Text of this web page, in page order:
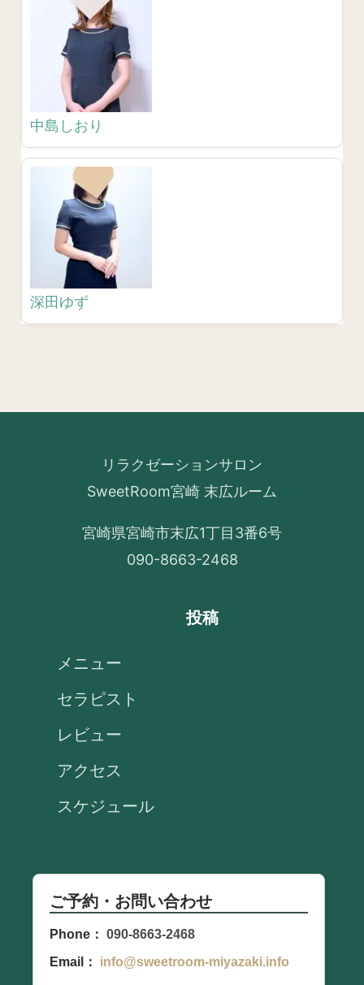
中島しおり
深田ゆず
リラクゼーションサロン
SweetRoom宮崎 末広ルーム
宮崎県宮崎市末広1丁目3番6号
090-8663-2468
投稿
メニュー
セラピスト
レビュー
アクセス
スケジュール
ご予約・お問い合わせ
Phone： 090-8663-2468
Email：
info@sweetroom-miyazaki.info